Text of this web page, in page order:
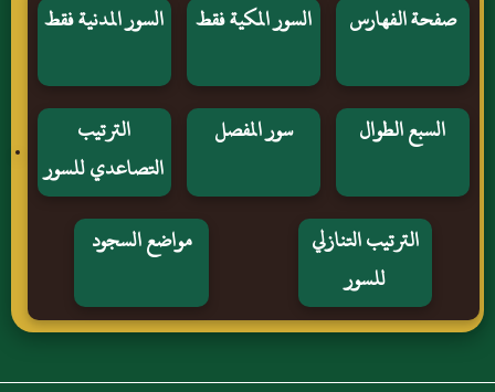
صفحة الفهارس السور المكية فقط السور المدنية فقط
السبع الطوال سور المفصل
الترتيب
التصاعدي للسور
الترتيب التنازلي
للسور
مواضع السجود